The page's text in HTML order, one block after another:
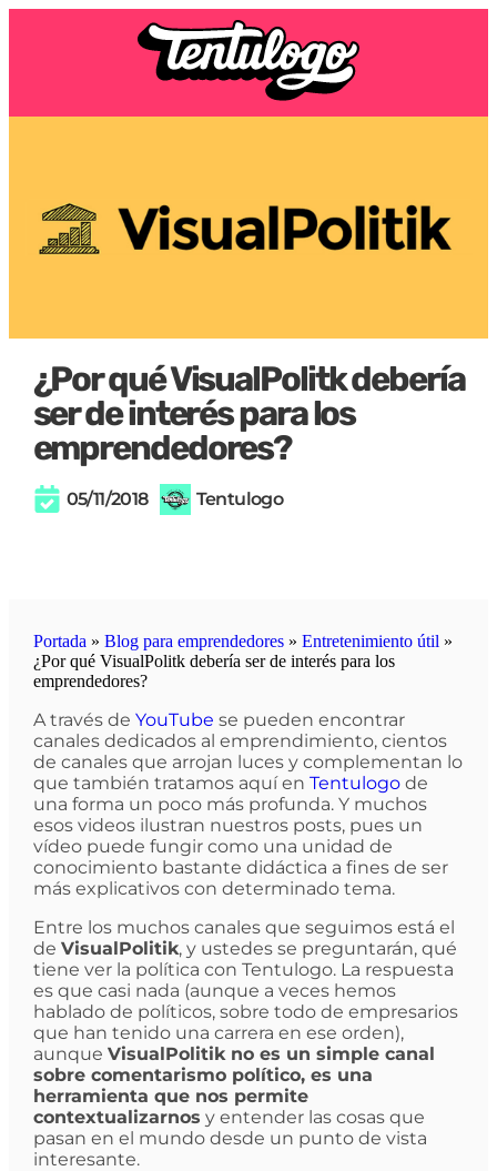
¿Por qué VisualPolitk debería
ser de interés para los
emprendedores?
05/11/2018 Tentulogo
Portada » Blog para emprendedores» Entretenimiento útil »
¿Por qué VisualPolitk debería ser de interés para los
emprendedores?
A través de YouTube se pueden encontrar
canales dedicados al emprendimiento, cientos
de canales que arrojan luces y complementan lo
que también tratamos aquí en Tentulogode
una forma un poco más profunda. Y muchos
esos videos ilustran nuestros posts, pues un
vídeo puede fungir como una unidad de
conocimiento bastante didáctica a fines de ser
más explicativos con determinado tema.
Entre los muchos canales que seguimos está el
de VisualPolitik, y ustedes se preguntarán, qué
tiene ver la política con Tentulogo. La respuesta
es que casi nada (aunque a veces hemos
hablado de políticos, sobre todo de empresarios
que han tenido una carrera en ese orden),
aunque VisualPolitik no es un simple canal
sobre comentarismo político, es una
herramienta que nos permite
contextualizarnos y entender las cosas que
pasan en el mundo desde un punto de vista
interesante.